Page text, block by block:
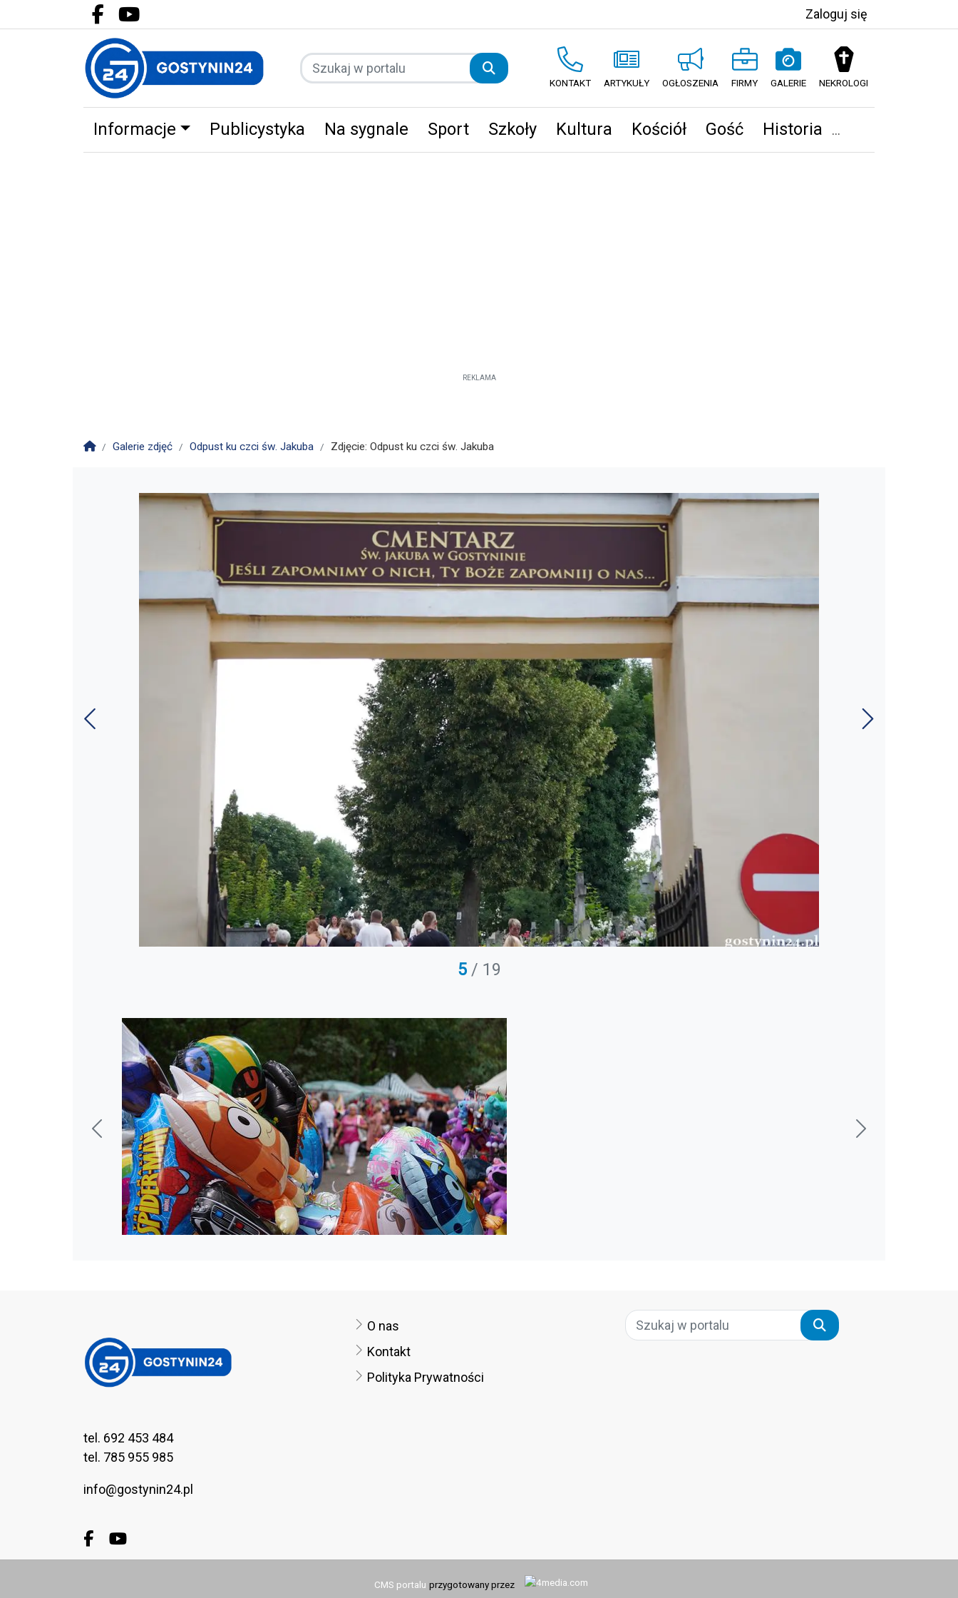
Facebook.com
Youtube.com Zaloguj się
KONTAKT ARTYKUŁY OGŁOSZENIA FIRMY GALERIE NEKROLOGI
Informacje Publicystyka Na sygnale Sport Szkoły Kultura Kościół Gość Historia
REKLAMA
Strona główna
Galerie zdjęć Odpust ku czci św. Jakuba Zdjęcie: Odpust ku czci św. Jakuba
5 / 19
tel. 692 453 484
tel. 785 955 985
info@gostynin24.pl
O nas
Kontakt
Polityka Prywatności
Szukaj
Facebook.com
Youtube.com
CMS portalu przygotowany przez